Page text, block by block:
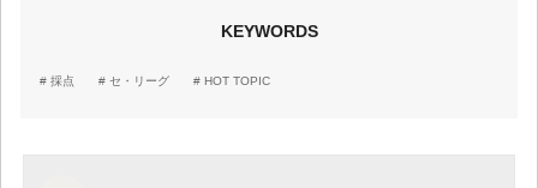
KEYWORDS
採点 セ・リーグ HOT TOPIC